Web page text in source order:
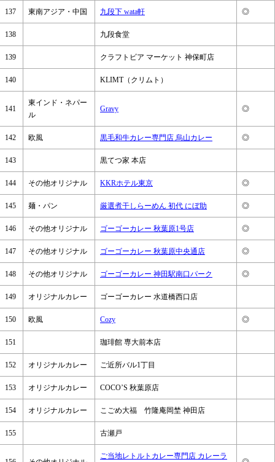
137 東南アジア・中国 九段下 wata軒 ◎
138 九段食堂
139 クラフトビア マーケット 神保町店
140 KLIMT（クリムト）
141
東インド・ネパー
ル
Gravy ◎
142 欧風 黒毛和牛カレー専門店 烏山カレー ◎
143 黒てつ家 本店
144 その他オリジナル KKRホテル東京 ◎
145 麺・パン 厳選煮干しらーめん 初代 にぼ助 ◎
146 その他オリジナル ゴーゴーカレー 秋葉原1号店 ◎
147 その他オリジナル ゴーゴーカレー 秋葉原中央通店 ◎
148 その他オリジナル ゴーゴーカレー 神田駅南口パーク ◎
149 オリジナルカレー ゴーゴーカレー 水道橋西口店
150 欧風 Cozy ◎
151 珈琲館 専大前本店
152 オリジナルカレー ご近所バル1丁目
153 オリジナルカレー COCO’S 秋葉原店
154 オリジナルカレー こごめ大福 竹隆庵岡埜 神田店
155 古瀬戸
ご当地レトルトカレー専門店 カレーラ